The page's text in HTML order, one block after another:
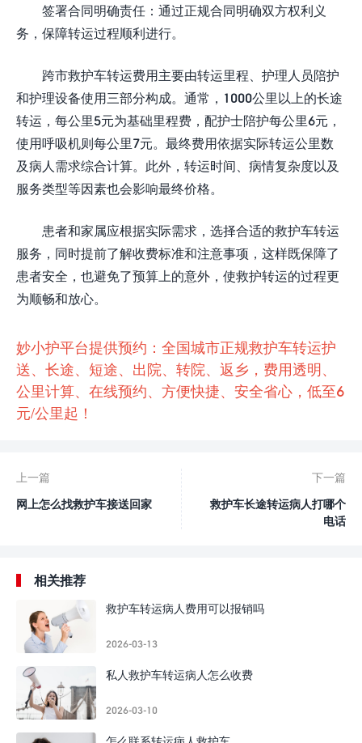
签署合同明确责任：通过正规合同明确双方权利义
务，保障转运过程顺利进行。
跨市救护车转运费用主要由转运里程、护理人员陪护
和护理设备使用三部分构成。通常，1000公里以上的长途
转运，每公里5元为基础里程费，配护士陪护每公里6元，
使用呼吸机则每公里7元。最终费用依据实际转运公里数
及病人需求综合计算。此外，转运时间、病情复杂度以及
服务类型等因素也会影响最终价格。
患者和家属应根据实际需求，选择合适的救护车转运
服务，同时提前了解收费标准和注意事项，这样既保障了
患者安全，也避免了预算上的意外，使救护转运的过程更
为顺畅和放心。
妙小护平台提供预约：全国城市正规救护车转运护
送、长途、短途、出院、转院、返乡，费用透明、
公里计算、在线预约、方便快捷、安全省心，低至6
元/公里起！
上一篇
网上怎么找救护车接送回家
下一篇
救护车长途转运病人打哪个
电话
相关推荐
救护车转运病人费用可以报销吗
2026-03-13
私人救护车转运病人怎么收费
2026-03-10